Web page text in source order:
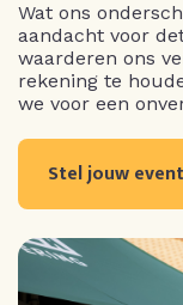
Wat ons
aandacht voor
waarderen ons
rekening te
we voor een
Stel jouw